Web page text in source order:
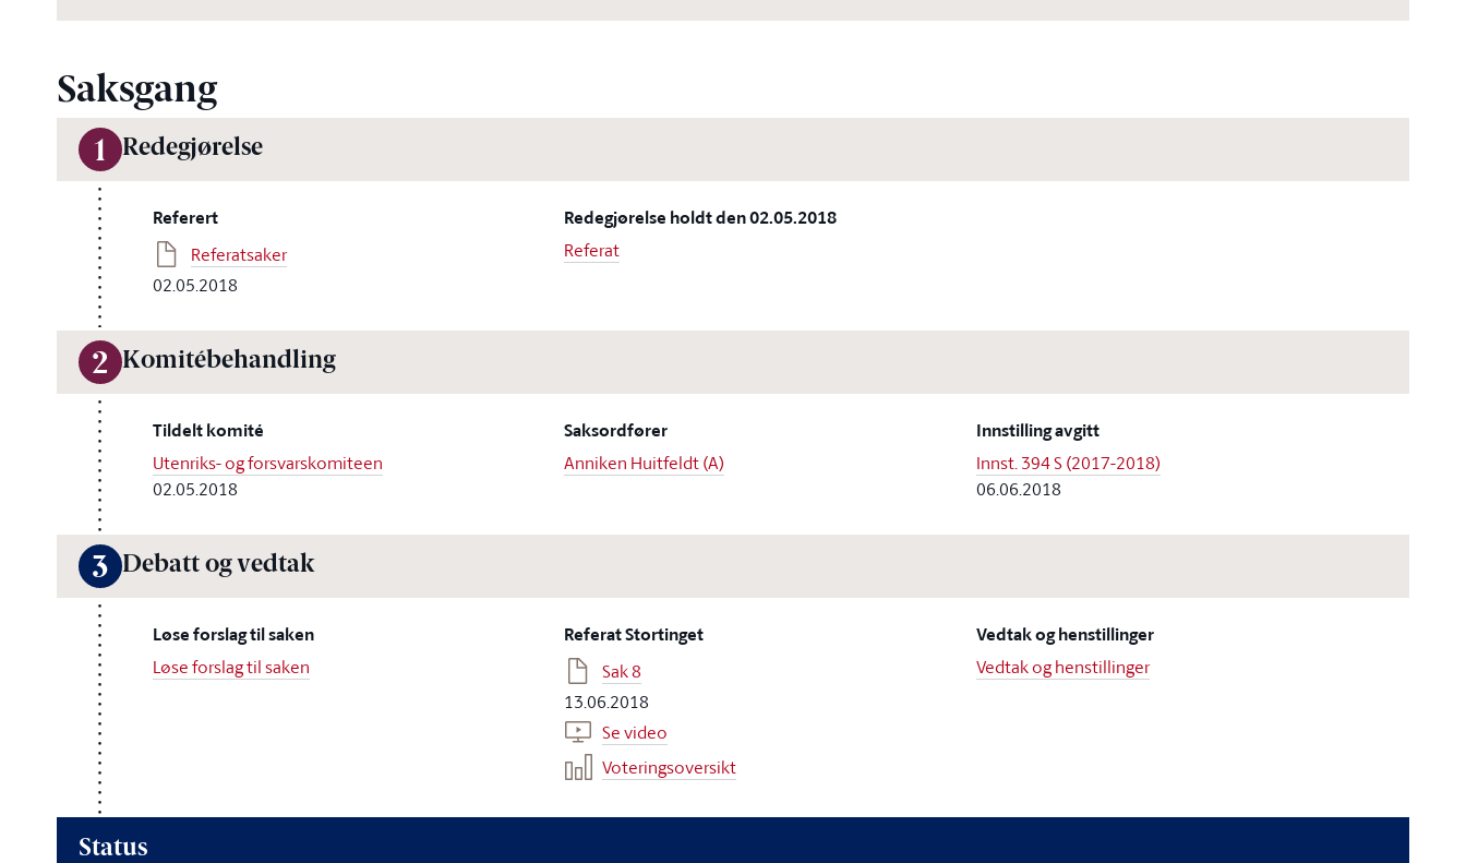
Saksgang
1 Redegjørelse
Referert
Referatsaker
02.05.2018
Redegjørelse holdt den 02.05.2018
Referat
2 Komitébehandling
Tildelt komité
Utenriks- og forsvarskomiteen
02.05.2018
Saksordfører
Anniken Huitfeldt (A)
Innstilling avgitt
Innst. 394 S (2017-2018)
06.06.2018
3 Debatt og vedtak
Løse forslag til saken
Løse forslag til saken
Referat Stortinget
Sak 8
13.06.2018
Se video
Voteringsoversikt
Vedtak og henstillinger
Vedtak og henstillinger
Status